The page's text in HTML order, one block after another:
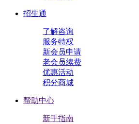
招生通
了解咨询
服务特权
新会员申请
老会员续费
优惠活动
积分商城
帮助中心
新手指南